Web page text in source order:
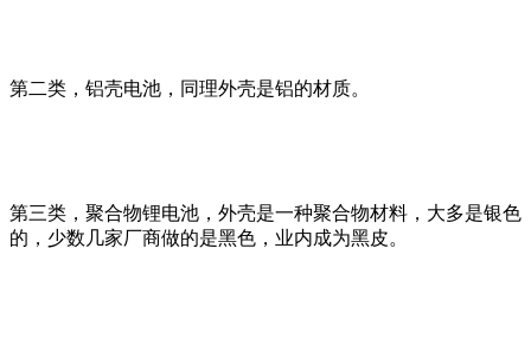
第二类，铝壳电池，同理外壳是铝的材质。
第三类，聚合物锂电池，外壳是一种聚合物材料，大多是银色
的，少数几家厂商做的是黑色，业内成为黑皮。